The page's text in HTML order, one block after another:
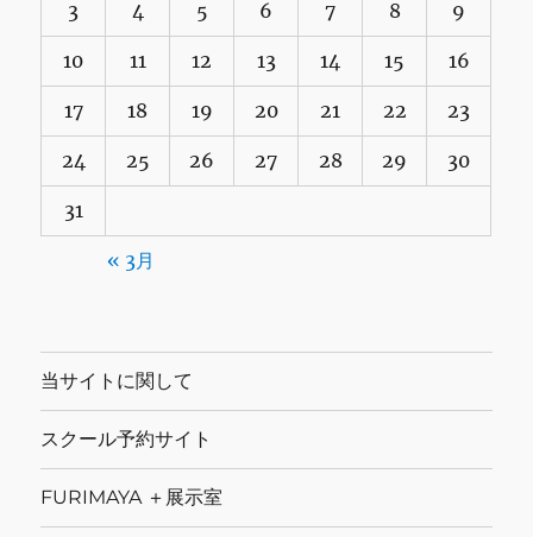
3 4 5 6 7 8 9
10 11 12 13 14 15 16
17 18 19 20 21 22 23
24 25 26 27 28 29 30
31
« 3月
当サイトに関して
スクール予約サイト
FURIMAYA ＋展示室